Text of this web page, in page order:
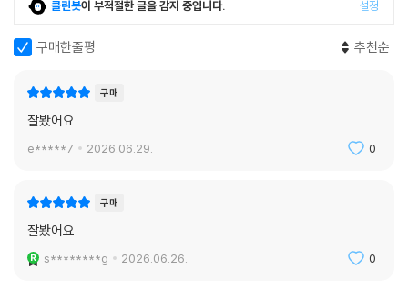
클린봇이 부적절한 글을 감지 중입니다. 설정
구매한줄평 추천순
구매
잘봤어요
e*****7 2026.06.29. 0
구매
잘봤어요
s********g 2026.06.26. 0